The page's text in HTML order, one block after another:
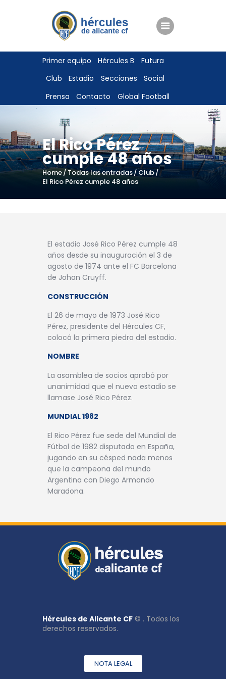
Primer equipo Hércules B
Futura
Club
Estadio Secciones
Social
Prensa
Contacto Global Football
El Rico Pérez
cumple 48 años
Home Todas las entradas
Club
El Rico Pérez cumple 48 años
ENTRADAS
TIENDA
HÉRCULESCF100
El estadio José Rico Pérez cumple 48
años desde su inauguración el 3 de
agosto de 1974 ante el FC Barcelona
de Johan Cruyff.
CONSTRUCCIÓN
El 26 de mayo de 1973 José Rico
Pérez, presidente del Hércules CF,
colocó la primera piedra del estadio.
NOMBRE
La asamblea de socios aprobó por
unanimidad que el nuevo estadio se
llamase José Rico Pérez.
MUNDIAL 1982
El Rico Pérez fue sede del Mundial de
Fútbol de 1982 disputado en España,
jugando en su césped nada menos
que la campeona del mundo
Argentina con Diego Armando
Maradona.
Hércules de Alicante CF © . Todos los
derechos reservados.
NOTA LEGAL